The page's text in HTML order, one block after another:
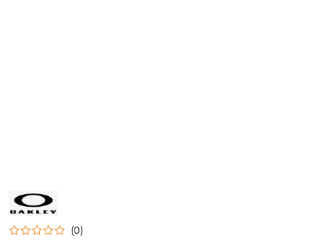
NAZWA
PRODUCENTA:
OAKLEY
(0)